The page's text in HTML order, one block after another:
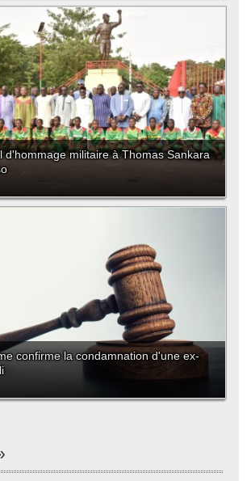
d'hommage militaire à Thomas Sankara
confirme la condamnation d'une ex-